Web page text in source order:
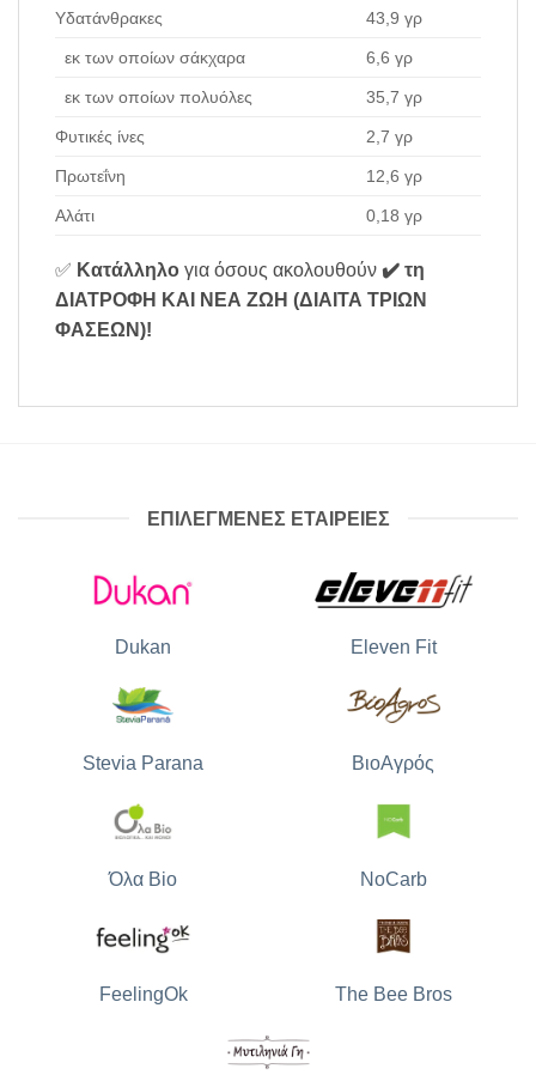
Υδατάνθρακες 43,9 γρ
εκ των οποίων σάκχαρα 6,6 γρ
εκ των οποίων πολυόλες 35,7 γρ
Φυτικές ίνες 2,7 γρ
Πρωτεΐνη 12,6 γρ
Αλάτι 0,18 γρ
✅ Κατάλληλο για όσους ακολουθούν ✔️ τη
ΔΙΑΤΡΟΦΗ ΚΑΙ ΝΕΑ ΖΩΗ (ΔΙΑΙΤΑ ΤΡΙΩΝ
ΦΑΣΕΩΝ)!
ΕΠΙΛΕΓΜΕΝΕΣ ΕΤΑΙΡΕΙΕΣ
Dukan Eleven Fit
Stevia Parana ΒιοΑγρός
Όλα Bio NoCarb
FeelingOk The Bee Bros